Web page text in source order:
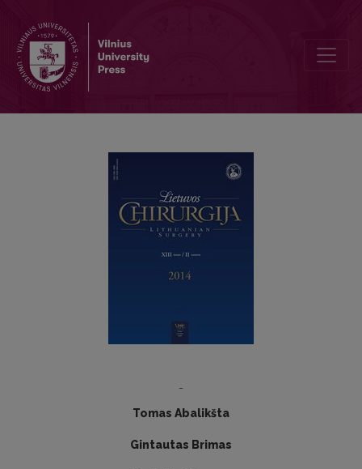
-
Tomas Abalikšta
Gintautas Brimas